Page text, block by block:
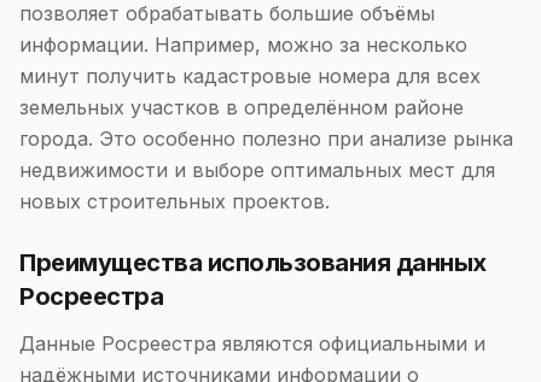
позволяет обрабатывать большие объёмы
информации. Например, можно за несколько
минут получить кадастровые номера для всех
земельных участков в определённом районе
города. Это особенно полезно при анализе рынка
недвижимости и выборе оптимальных мест для
новых строительных проектов.
Преимущества использования данных
Росреестра
Данные Росреестра являются официальными и
надёжными источниками информации о